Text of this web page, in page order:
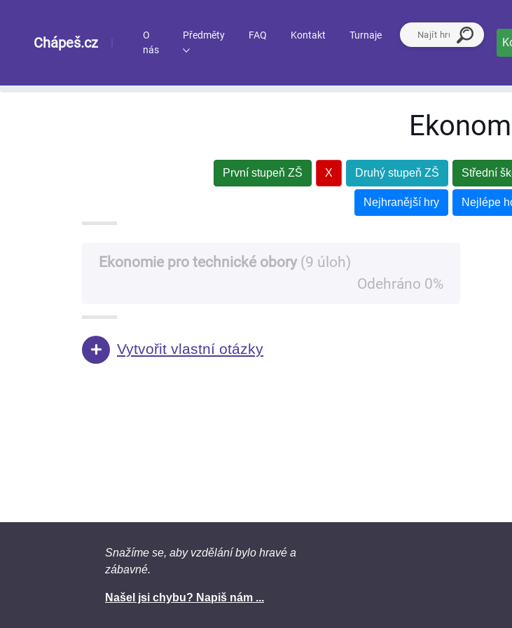
Chápeš.cz
O
nás
Předměty FAQ Kontakt Turnaje
První stupeň ZŠ X Druhý stupeň ZŠ Střední
Nejhranější hry Nejlépe
Ekonomie pro technické obory(9 úloh)
Odehráno 0%
Vytvořit vlastní otázky
Snažíme se, aby vzdělání bylo hravé a
zábavné.
Našel jsi chybu? Napiš nám ...